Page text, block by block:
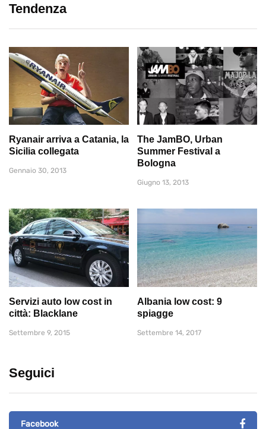
Tendenza
Ryanair arriva a Catania, la
Sicilia collegata
Gennaio 30, 2013
The JamBO, Urban
Summer Festival a
Bologna
Giugno 13, 2013
Servizi auto low cost in
città: Blacklane
Settembre 9, 2015
Albania low cost: 9
spiagge
Settembre 14, 2017
Seguici
Facebook